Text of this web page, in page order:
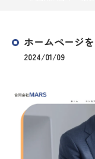
ホームページ
2024/01/09